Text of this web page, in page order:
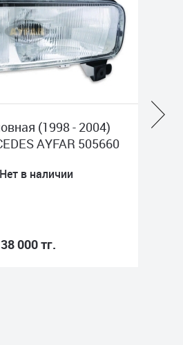
(1998 - 2004)
AYFAR 505660
в наличии
тг.